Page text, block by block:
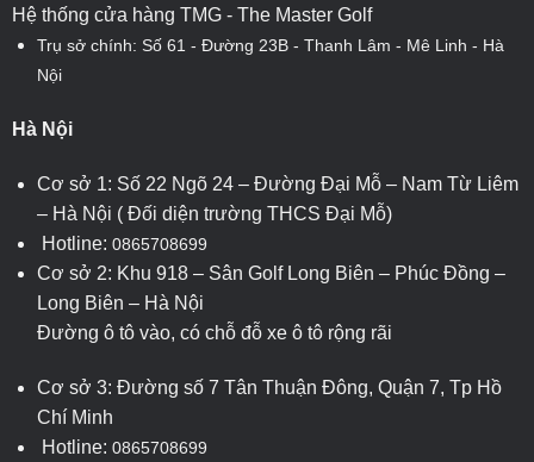
Hệ thống cửa hàng TMG - The Master Golf
Trụ sở chính: Số 61 - Đường 23B - Thanh Lâm - Mê Linh - Hà
Nội
Hà Nội
Cơ sở 1: Số 22 Ngõ 24 – Đường Đại Mỗ – Nam Từ Liêm
– Hà Nội ( Đối diện trường THCS Đại Mỗ)
Hotline: 0865708699
Cơ sở 2: Khu 918 – Sân Golf Long Biên – Phúc Đồng –
Long Biên – Hà Nội
Đường ô tô vào, có chỗ đỗ xe ô tô rộng rãi
Cơ sở 3: Đường số 7 Tân Thuận Đông, Quận 7, Tp Hồ
Chí Minh
Hotline: 0865708699